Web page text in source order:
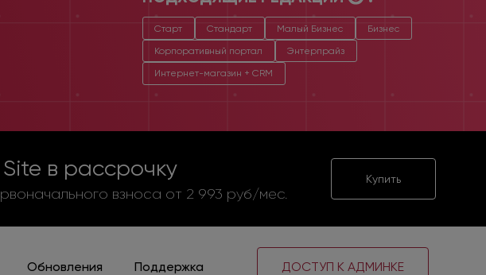
Старт Стандарт Малый Бизнес Бизнес
Корпоративный портал Энтерпрайз
Интернет-магазин + CRM
в рассрочку
взноса от 2 993 руб/мес.
Купить
Обновления Поддержка ДОСТУП К АДМИНКЕ